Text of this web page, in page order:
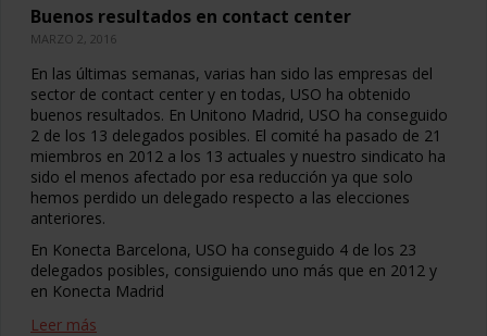
Buenos resultados en contact center
MARZO 2, 2016
En las últimas semanas, varias han sido las empresas del
sector de contact center y en todas, USO ha obtenido
buenos resultados. En Unitono Madrid, USO ha conseguido
2 de los 13 delegados posibles. El comité ha pasado de 21
miembros en 2012 a los 13 actuales y nuestro sindicato ha
sido el menos afectado por esa reducción ya que solo
hemos perdido un delegado respecto a las elecciones
anteriores.
En Konecta Barcelona, USO ha conseguido 4 de los 23
delegados posibles, consiguiendo uno más que en 2012 y
en Konecta Madrid
Leer más